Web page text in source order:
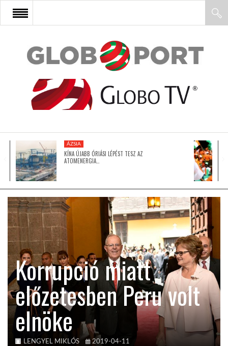
FŐOLDAL
AFRIKA
ÁZSIA
LATIN-AMERIKA
KÖZEL-KELET
AUSZTRÁLIA
A VILÁG ITTHON
ÁZSIA
KÍNA ÚJABB ÓRIÁSI LÉPÉST TESZ AZ
ATOMENERGIA…
Korrupció miatt
előzetesben Peru volt
elnöke
LENGYEL MIKLÓS 2019-04-11